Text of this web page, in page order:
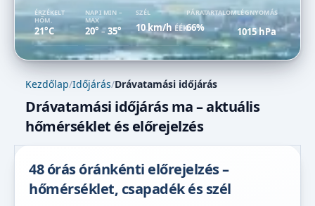
ÉRZÉKELT
HŐM.
21°C
NAPI MIN –
MAX
20° –35°
SZÉL
10 km/hÉÉK
PÁRATARTALOM
66%
LÉGNYOMÁS
1015 hPa
Kezdőlap/Időjárás/Drávatamási időjárás
Drávatamási időjárás ma – aktuális
hőmérséklet és előrejelzés
48 órás óránkénti előrejelzés –
hőmérséklet, csapadék és szél